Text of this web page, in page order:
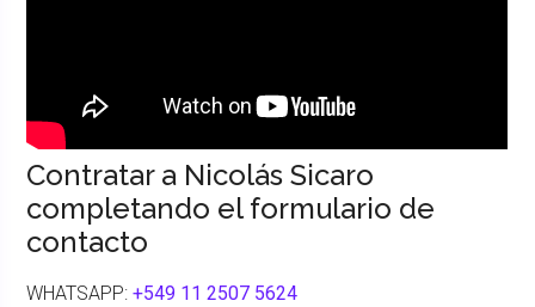
Contratar a Nicolás Sicaro
completando el formulario de
contacto
WHATSAPP:+549 11 2507 5624